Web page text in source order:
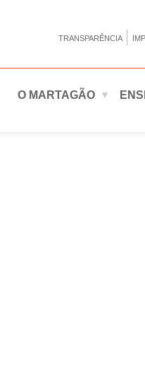
TRANSPARÊNCIA
O MARTAGÃO